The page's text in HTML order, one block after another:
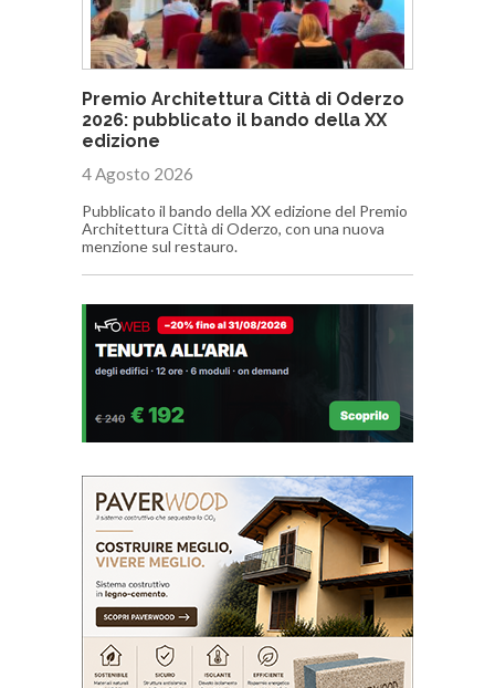
Premio Architettura Città di Oderzo
2026: pubblicato il bando della XX
edizione
4 Agosto 2026
Pubblicato il bando della XX edizione del Premio
Architettura Città di Oderzo, con una nuova
menzione sul restauro.